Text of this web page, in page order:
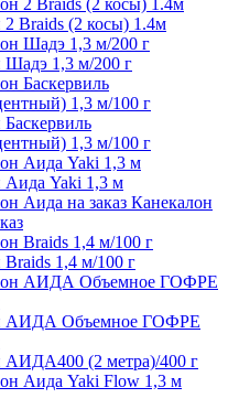
2 Braids (2 косы) 1.4м
Шадэ 1,3 м/200 г
1,3 м/100 г
Аида Yaki 1,3 м
Канекалон
1,4 м/100 г
АИДА Объемное ГОФРЕ
АИДА400 (2 метра)/400 г